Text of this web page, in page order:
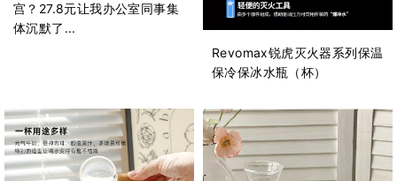
宫？27.8元让我办公室同事集
体沉默了...
Revomax锐虎灭火器系列保温
保冷保冰水瓶（杯）